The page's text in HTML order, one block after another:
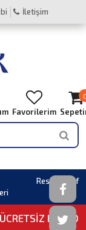
İletişim
Favorilerim
Resim Sahaf
KARGO